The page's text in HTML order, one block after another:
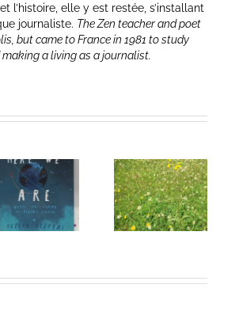
l’histoire, elle y est restée, s’installant
journaliste. The Zen teacher and poet
but came to France in 1981 to study
a living as a journalist.
Heart of
Life/Coeur
de la vie: Day